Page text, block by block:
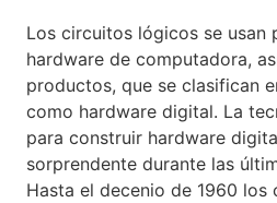
Los circuitos lógicos se usan
hardware de computadora,
productos, que se clasifican
como hardware digital. La
para construir hardware
sorprendente durante las
Hasta el decenio de 1960